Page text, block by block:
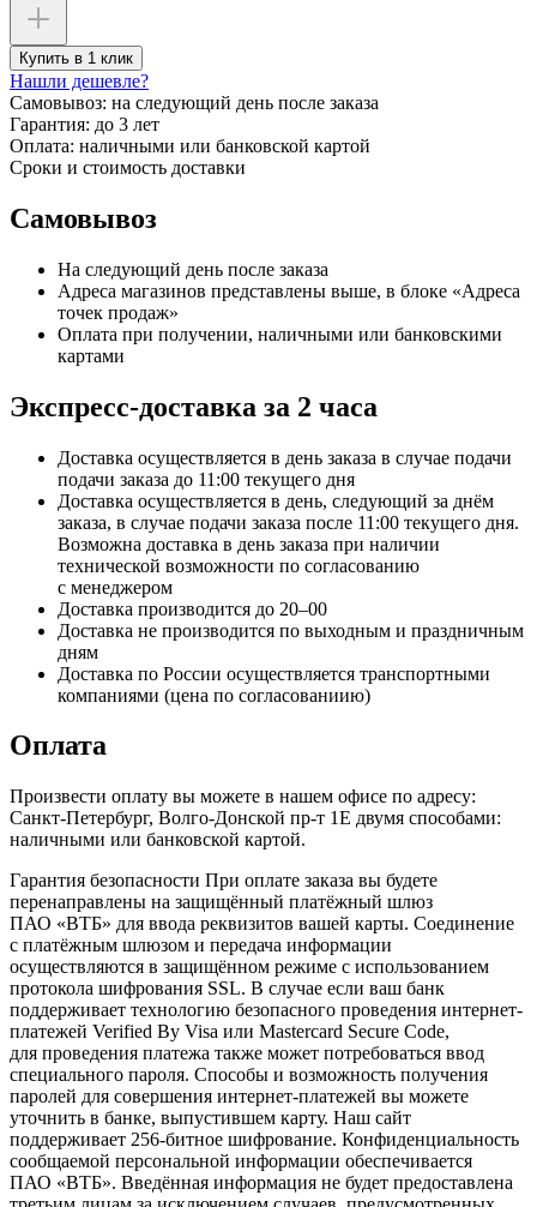
Купить в 1 клик
Нашли дешевле?
Самовывоз: на следующий день после заказа
Гарантия: до 3 лет
Оплата: наличными или банковской картой
Сроки и стоимость доставки
Самовывоз
На следующий день после заказа
Адреса магазинов представлены выше, в блоке «Адреса
точек продаж»
Оплата при получении, наличными или банковскими
картами
Экспресс-доставка за 2 часa
Доставка осуществляется в день заказа в случае подачи
подачи заказа до 11:00 текущего дня
Доставка осуществляется в день, следующий за днём
заказа, в случае подачи заказа после 11:00 текущего дня.
Возможна доставка в день заказа при наличии
технической возможности по согласованию
с менеджером
Доставка производится до 20–00
Доставка не производится по выходным и праздничным
дням
Доставка по России осуществляется транспортными
компаниями (цена по согласованиию)
Оплата
Произвести оплату вы можете в нашем офисе по адресу:
Санкт-Петербург, Волго-Донской пр-т 1Е двумя способами:
наличными или банковской картой.
Гарантия безопасности При оплате заказа вы будете
перенаправлены на защищённый платёжный шлюз
ПАО «ВТБ» для ввода реквизитов вашей карты. Соединение
с платёжным шлюзом и передача информации
осуществляются в защищённом режиме с использованием
протокола шифрования SSL. В случае если ваш банк
поддерживает технологию безопасного проведения интернет-
платежей Verified By Visa или Mastercard Secure Code,
для проведения платежа также может потребоваться ввод
специального пароля. Способы и возможность получения
паролей для совершения интернет-платежей вы можете
уточнить в банке, выпустившем карту. Наш сайт
поддерживает 256-битное шифрование. Конфиденциальность
сообщаемой персональной информации обеспечивается
ПАО «ВТБ». Введённая информация не будет предоставлена